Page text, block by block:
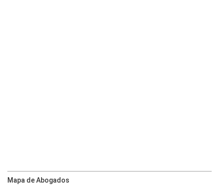
Mapa de Abogados